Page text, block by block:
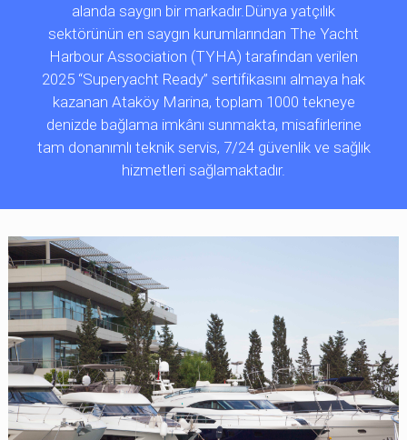
alanda saygın bir markadır.Dünya yatçılık
sektörünün en saygın kurumlarından The Yacht
Harbour Association (TYHA) tarafından verilen
2025 “Superyacht Ready” sertifikasını almaya hak
kazanan Ataköy Marina, toplam 1000 tekneye
denizde bağlama imkânı sunmakta, misafirlerine
tam donanımlı teknik servis, 7/24 güvenlik ve sağlık
hizmetleri sağlamaktadır.